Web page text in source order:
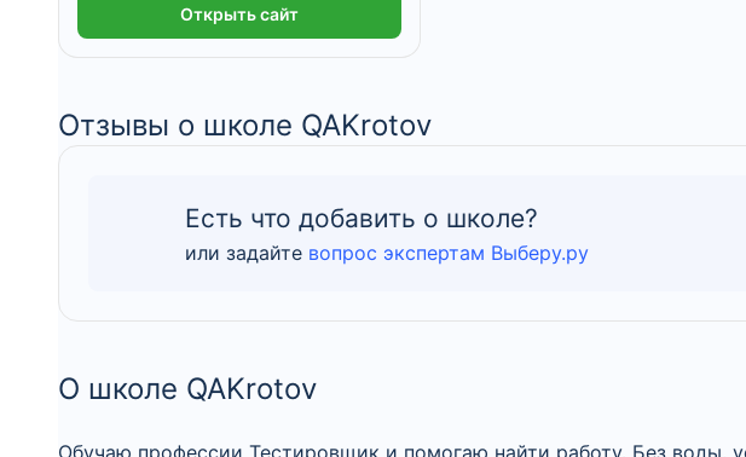
Открыть сайт
Отзывы о школе QAKrotov
Есть что добавить о школе?
или задайте вопрос экспертам Выберу.ру
О школе QAKrotov
Обучаю профессии Тестировщик и помогаю найти работу. Без